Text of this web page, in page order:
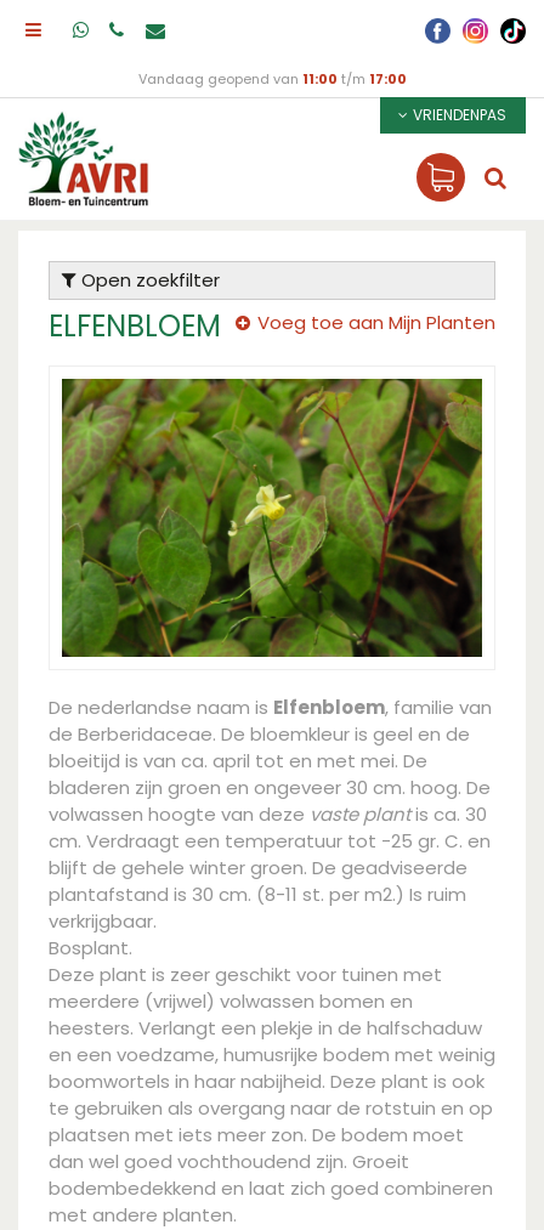
Vandaag geopend van 11:00 t/m 17:00
VRIENDENPAS
Open zoekfilter
ELFENBLOEM Voeg toe aan Mijn Planten
De nederlandse naam is Elfenbloem, familie van
de Berberidaceae. De bloemkleur is geel en de
bloeitijd is van ca. april tot en met mei. De
bladeren zijn groen en ongeveer 30 cm. hoog. De
volwassen hoogte van deze vaste plantis ca. 30
cm. Verdraagt een temperatuur tot -25 gr. C. en
blijft de gehele winter groen. De geadviseerde
plantafstand is 30 cm. (8-11 st. per m2.) Is ruim
verkrijgbaar.
Bosplant.
Deze plant is zeer geschikt voor tuinen met
meerdere (vrijwel) volwassen bomen en
heesters. Verlangt een plekje in de halfschaduw
en een voedzame, humusrijke bodem met weinig
boomwortels in haar nabijheid. Deze plant is ook
te gebruiken als overgang naar de rotstuin en op
plaatsen met iets meer zon. De bodem moet
dan wel goed vochthoudend zijn. Groeit
bodembedekkend en laat zich goed combineren
met andere planten.